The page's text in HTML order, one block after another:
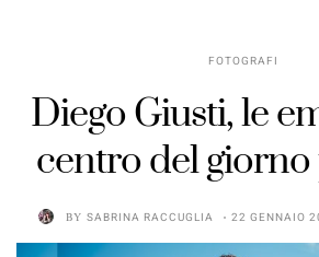
FOTOGRAFI
Diego Giusti, le
centro del
BY SABRINA RACCUGLIA 22 GENNAIO